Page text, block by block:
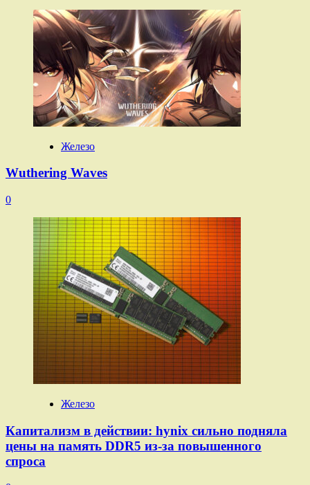
Железо
Wuthering Waves
0
Железо
Капитализм в действии: hynix сильно подняла
цены на память DDR5 из-за повышенного
спроса